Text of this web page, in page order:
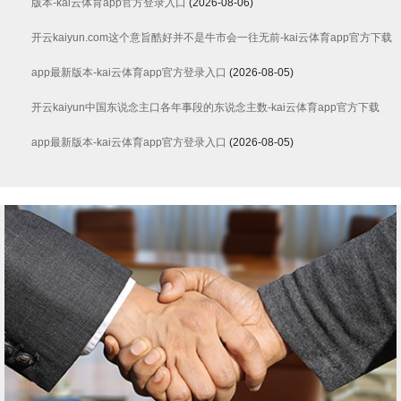
版本-kai云体育app官方登录入口 (2026-08-06)
开云kaiyun.com这个意旨酷好并不是牛市会一往无前-kai云体育app官方下载
app最新版本-kai云体育app官方登录入口 (2026-08-05)
开云kaiyun中国东说念主口各年事段的东说念主数-kai云体育app官方下载
app最新版本-kai云体育app官方登录入口 (2026-08-05)